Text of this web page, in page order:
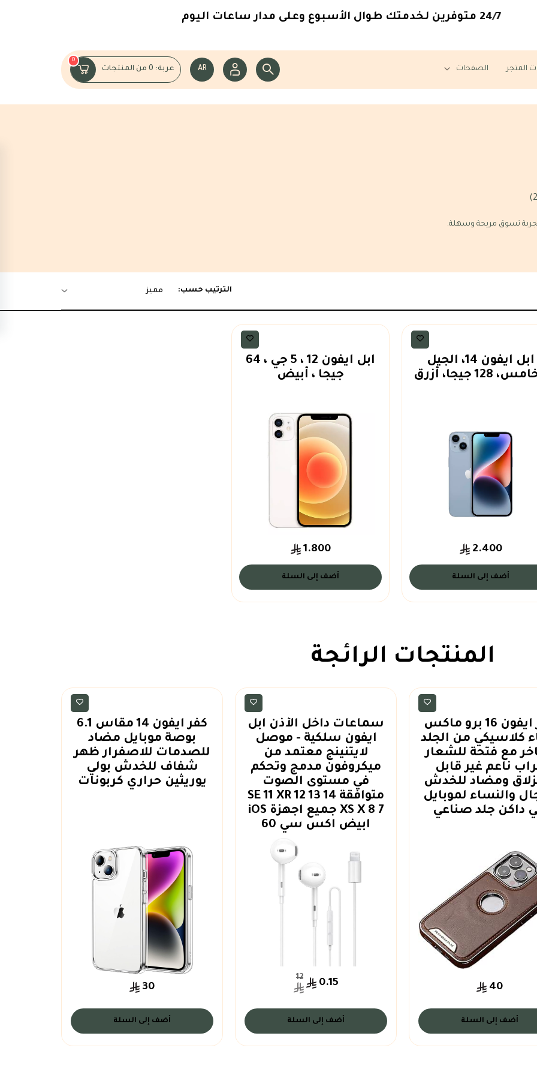
24/7متوفرين لخدمتك طوال الأسبوع وعلى مدار ساعات اليوم
المتجر الصفحات AR عربة: 0 من المنتجات
0
تجربة تسوق مريحة وسهلة.
الترتيب حسب: مميز
أبل أيفون 14، الجيل
128 جيجا، أزرق
2.400
أضف إلى السلة
آبل أيفون 12 ، 5 جي ، 64
جيجا ، أبيض
1.800
أضف إلى السلة
المنتجات الرائجة
كفر ايفون 16 برو ماكس
كلاسيكي من الجلد
مع فتحة للشعار
ناعم غير قابل
ومضاد للخدش
والنساء لموبايل
داكن جلد صناعي
40
أضف إلى السلة
سماعات داخل الأذن ابل
ايفون سلكية - موصل
لايتنينج معتمد من
ميكروفون مدمج وتحكم
في مستوى الصوت
متوافقة 14 13 12 SE 11 XR
XS X 8 7 جميع اجهزة iOS
ابيض اكس سي 60
0.15
12
أضف إلى السلة
كفر ايفون 14 مقاس 6.1
بوصة موبايل مضاد
للصدمات للاصفرار ظهر
شفاف للخدش بولي
يوريثين حراري كربونات
30
أضف إلى السلة